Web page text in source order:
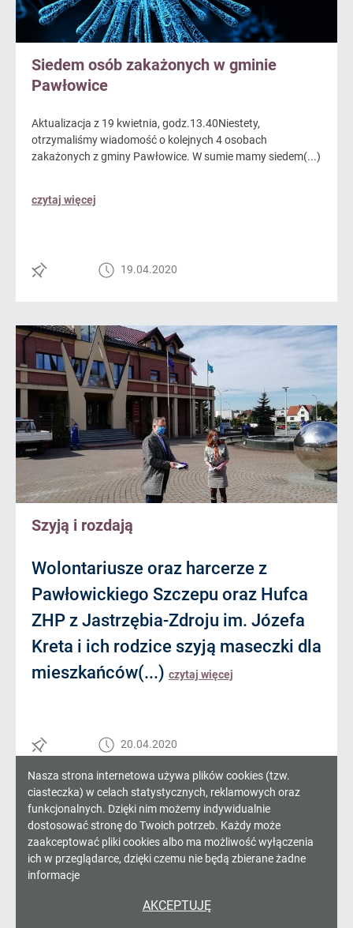
Siedem osób zakażonych w gminie
Pawłowice
Aktualizacja z 19 kwietnia, godz.13.40Niestety,
otrzymaliśmy wiadomość o kolejnych 4 osobach
zakażonych z gminy Pawłowice. W sumie mamy siedem(...)
czytaj więcej
19.04.2020
Szyją i rozdają
Wolontariusze oraz harcerze z
Pawłowickiego Szczepu oraz Hufca
ZHP z Jastrzębia-Zdroju im. Józefa
Kreta i ich rodzice szyją maseczki dla
mieszkańców(...) czytaj więcej
20.04.2020
Informacja
o
cookies!
Nasza strona internetowa używa plików cookies (tzw.
ciasteczka) w celach statystycznych, reklamowych oraz
funkcjonalnych. Dzięki nim możemy indywidualnie
dostosować stronę do Twoich potrzeb. Każdy może
zaakceptować pliki cookies albo ma możliwość wyłączenia
ich w przeglądarce, dzięki czemu nie będą zbierane żadne
informacje
AKCEPTUJĘ